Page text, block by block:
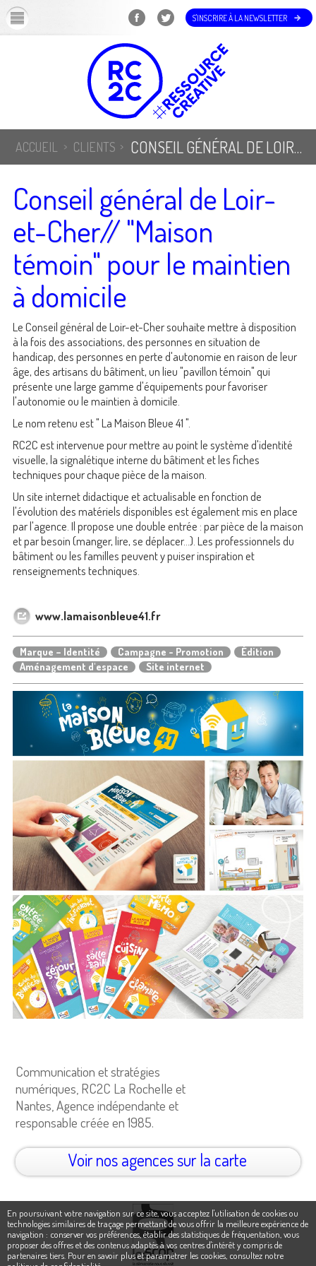
S'INSCRIRE À LA NEWSLETTER
ACCUEIL CLIENTS CONSEIL GÉNÉRAL DE LOIR-ET-CHER// "MAISON TÉMOIN" POUR LE MAINTIEN À DOMICILE
Conseil général de Loir-
et-Cher// "Maison
témoin" pour le maintien
à domicile
Le Conseil général de Loir-et-Cher souhaite mettre à disposition
à la fois des associations, des personnes en situation de
handicap, des personnes en perte d'autonomie en raison de leur
âge, des artisans du bâtiment, un lieu "pavillon témoin" qui
présente une large gamme d'équipements pour favoriser
l'autonomie ou le maintien à domicile.
Le nom retenu est " La Maison Bleue 41 ".
RC2C est intervenue pour mettre au point le système d'identité
visuelle, la signalétique interne du bâtiment et les fiches
techniques pour chaque pièce de la maison.
Un site internet didactique et actualisable en fonction de
l'évolution des matériels disponibles est également mis en place
par l'agence. Il propose une double entrée : par pièce de la maison
et par besoin (manger, lire, se déplacer...). Les professionnels du
bâtiment ou les familles peuvent y puiser inspiration et
renseignements techniques.
www.lamaisonbleue41.fr
Marque – Identité Campagne - Promotion
Édition
Aménagement d'espace
Site internet
Communication et stratégies
numériques, RC2C La Rochelle et
Nantes, Agence indépendante et
responsable créée en 1985.
Voir nos agences sur la carte
En poursuivant votre navigation sur ce site, vous acceptez l'utilisation de cookies ou
technologies similaires de traçage permettant de vous offrir la meilleure expérience de
navigation : conserver vos préférences, établir des statistiques de fréquentation, vous
proposer des offres et des contenus adaptés à vos centres d'intérêt y compris de
partenaires tiers. Pour en savoir plus et paramétrer les cookies, consultez notre